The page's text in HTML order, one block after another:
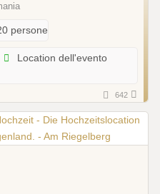
persone
Location dell'evento
642